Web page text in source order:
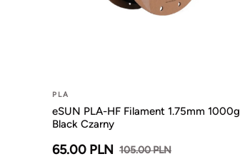
PLA
eSUN PLA-HF Filament 1.75mm 1000g
Black Czarny
65.00 PLN 105.00 PLN